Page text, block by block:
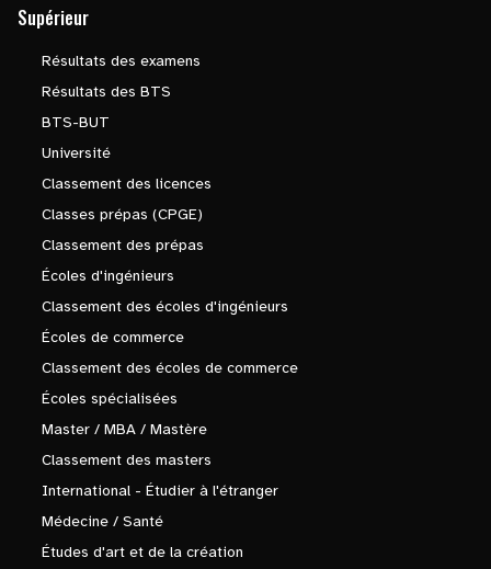
Supérieur
Résultats des examens
Résultats des BTS
BTS-BUT
Université
Classement des licences
Classes prépas (CPGE)
Classement des prépas
Écoles d'ingénieurs
Classement des écoles d'ingénieurs
Écoles de commerce
Classement des écoles de commerce
Écoles spécialisées
Master / MBA / Mastère
Classement des masters
International - Étudier à l'étranger
Médecine / Santé
Études d'art et de la création